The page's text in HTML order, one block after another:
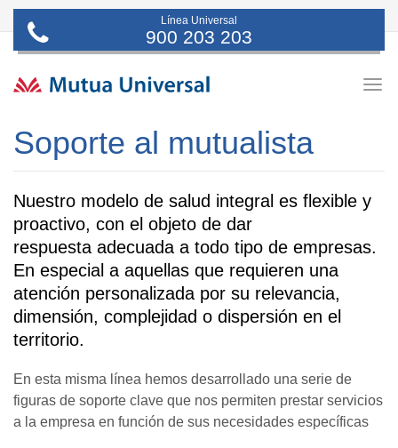
Línea Universal
900 203 203
Soporte al mutualista
Nuestro modelo de salud integral es flexible y
proactivo, con el objeto de dar
respuesta adecuada a todo tipo de empresas.
En especial a aquellas que requieren una
atención personalizada por su relevancia,
dimensión, complejidad o dispersión en el
territorio.
En esta misma línea hemos desarrollado una serie de
figuras de soporte clave que nos permiten prestar servicios
a la empresa en función de sus necesidades específicas